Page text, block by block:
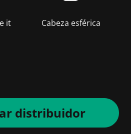
it
Cabeza esférica
distribuidor